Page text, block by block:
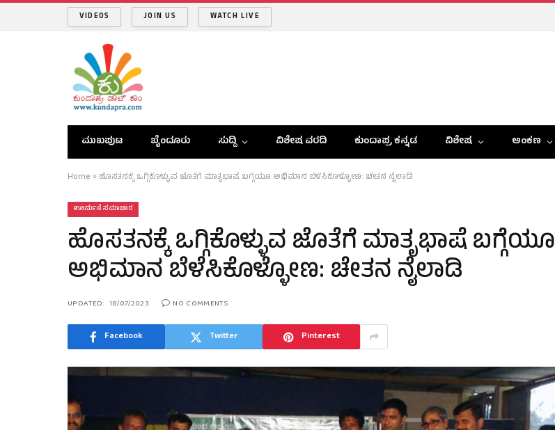
VIDEOS JOIN US WATCH LIVE
ಮುಖಪುಟ ಬೈಂದೂರು ಸುದ್ದಿ ವಿಶೇಷ ವರದಿ ಕುಂದಾಪ್ರ ಕನ್ನಡ ವಿಶೇಷ ಅಂಕಣ
Home » ಹೊಸತನಕ್ಕೆ ಒಗ್ಗಿಕೊಳ್ಳುವ ಜೊತೆಗೆ ಮಾತೃಭಾಷೆ ಬಗ್ಗೆಯೂ ಅಭಿಮಾನ ಬೆಳೆಸಿಕೊಳ್ಳೋಣ: ಚೇತನ ನೈಲಾಡಿ
ಊರ್ಮನೆ ಸಮಾಚಾರ
ಹೊಸತನಕ್ಕೆ ಒಗ್ಗಿಕೊಳ್ಳುವ ಜೊತೆಗೆ ಮಾತೃಭಾಷೆ ಬಗ್ಗೆಯೂ
ಅಭಿಮಾನ ಬೆಳೆಸಿಕೊಳ್ಳೋಣ: ಚೇತನ ನೈಲಾಡಿ
UPDATED: 18/07/2023 NO COMMENTS
Facebook Twitter Pinterest